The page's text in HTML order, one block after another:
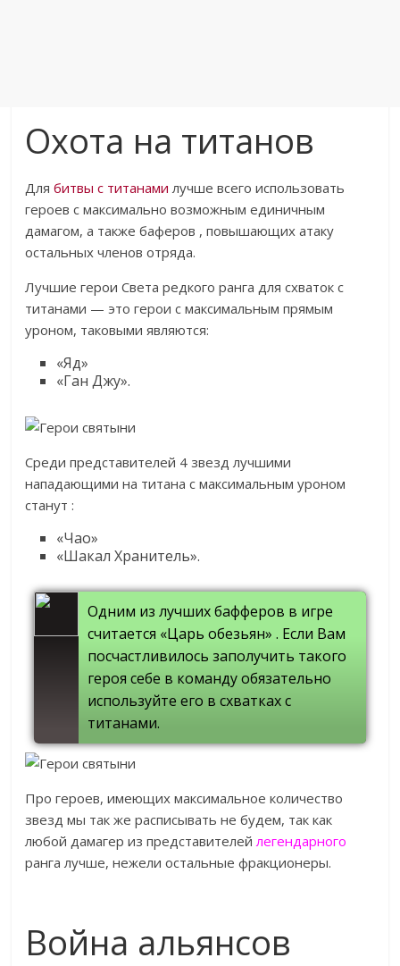
Охота на титанов
Для битвы с титанами лучше всего использовать
героев с максимально возможным единичным
дамагом, а также баферов , повышающих атаку
остальных членов отряда.
Лучшие герои Света редкого ранга для схваток с
титанами — это герои с максимальным прямым
уроном, таковыми являются:
«Яд»
«Ган Джу».
Среди представителей 4 звезд лучшими
нападающими на титана с максимальным уроном
станут :
«Чао»
«Шакал Хранитель».
Одним из лучших бафферов в игре
считается «Царь обезьян» . Если Вам
посчастливилось заполучить такого
героя себе в команду обязательно
используйте его в схватках с
титанами.
Про героев, имеющих максимальное количество
звезд мы так же расписывать не будем, так как
любой дамагер из представителейлегендарного
ранга лучше, нежели остальные фракционеры.
Война альянсов